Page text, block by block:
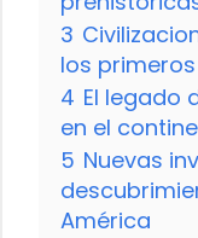
3
los
4 El legado
en el
5 Nuevas
América